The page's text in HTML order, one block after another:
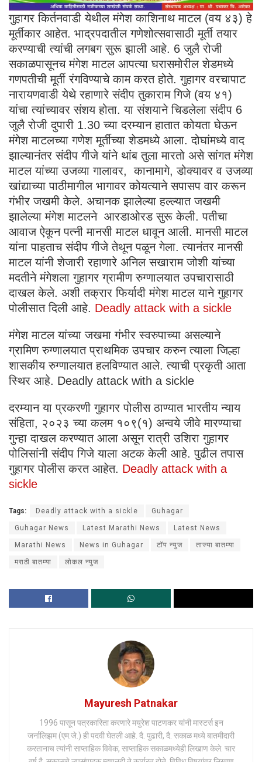
गुहागर किर्तनवाडी येथील मंगेश काशिनाथ माटल (वय ४३) हे
मूर्तीकार आहेत. भाद्रपदातील गणेशोत्सवासाठी मूर्ती तयार
करण्याची त्यांची लगबग सुरू झाली आहे. 6 जुलै रोजी
सकाळपासूनच मंगेश माटल आपत्या घरासमोरील शेडमध्ये
गणपतीची मूर्ती रंगविण्याचे काम करत होते. गुहागर वरचापाट
नारायणवाडी येथे रहाणारे संदीप तुकाराम गिजे (वय ४१)
यांचा त्यांच्यावर संशय होता. या संशयाने चिडलेला संदीप 6
जुलै रोजी दुपारी 1.30 च्या दरम्यान हातात कोयता घेऊन
मंगेश माटलच्या गणेश मूर्तीच्या शेडमध्ये आला. दोघांमध्ये वाद
झाल्यानंतर संदीप गीजे यांने थांब तुला मारतो असे सांगत मंगेश
माटल यांच्या उजव्या गालावर, कानामागे, डोक्यावर व उजव्या
खांद्याच्या पाठीमागील भागावर कोयत्याने सपासप वार करून
गंभीर जखमी केले. अचानक झालेल्या हल्ल्यात जखमी
झालेल्या मंगेश माटलने आरडाओरड सुरू केली. पतीचा
आवाज ऐकून पत्नी मानसी माटल धावून आली. मानसी माटल
यांना पाहताच संदीप गीजे तेथून पळून गेला. त्यानंतर मानसी
माटल यांनी शेजारी रहाणारे अनिल सखाराम जोशी यांच्या
मदतीने मंगेशला गुहागर ग्रामीण रुग्णालयात उपचारासाठी
दाखल केले. अशी तक्रार फिर्यादी मंगेश माटल याने गुहागर
पोलीसात दिली आहे. Deadly attack with a sickle
मंगेश माटल यांच्या जखमा गंभीर स्वरुपाच्या असल्याने
ग्रामिण रुग्णालयात प्राथमिक उपचार करुन त्याला जिल्हा
शासकीय रुग्णालयात हलविण्यात आले. त्याची प्रकृती आता
स्थिर आहे. Deadly attack with a sickle
दरम्यान या प्रकरणी गुहागर पोलीस ठाण्यात भारतीय न्याय
संहिता, २०२३ च्या कलम १०९(१) अन्वये जीवे मारण्याचा
गुन्हा दाखल करण्यात आला असून रात्री उशिरा गुहागर
पोलिसांनी संदीप गिजे याला अटक केली आहे. पुढील तपास
गुहागर पोलीस करत आहेत. Deadly attack with a
sickle
Tags: Deadly attack with a sickle Guhagar
Guhagar News Latest Marathi News Latest News
Marathi News News in Guhagar टॉप न्युज ताज्या बातम्या
मराठी बातम्या लोकल न्युज
Mayuresh Patnakar
1996 पासून पत्रकारिता करणारे मयुरेश पाटणकर यांनी मास्टर्स इन
जर्नालिझम (एम.जे.) ही पदवी घेतली आहे. दै. पुढारी, दै. सकाळ मध्ये बातमीदारी
करतानाच त्यांनी साप्ताहिक विवेक, साप्ताहिक सकाळमध्येही लिखाण केले. चार